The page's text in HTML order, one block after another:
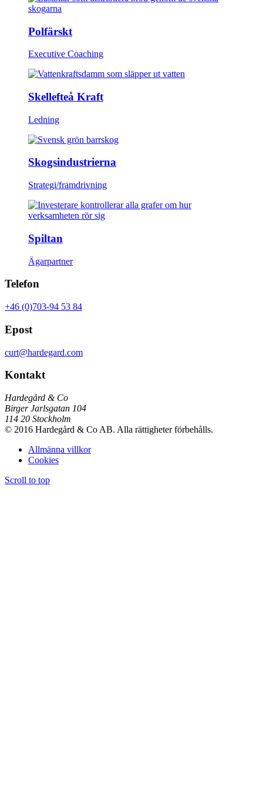
Polfärskt
Executive Coaching
Skellefteå Kraft
Ledning
Skogsindustrierna
Strategi/framdrivning
Spiltan
Ägarpartner
Telefon
+46 (0)703-94 53 84
Epost
curt@hardegard.com
Kontakt
Hardegård & Co
Birger Jarlsgatan 104
114 20 Stockholm
© 2016 Hardegård & Co AB. Alla rättigheter förbehålls.
Allmänna villkor
Cookies
Scroll to top